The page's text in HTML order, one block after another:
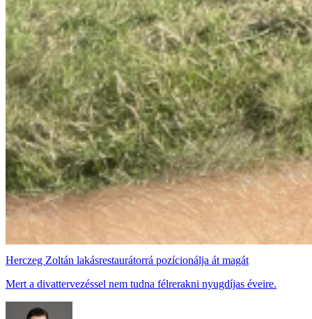
Herczeg Zoltán lakásrestaurátorrá pozícionálja át magát
Mert a divattervezéssel nem tudna félrerakni nyugdíjas éveire.